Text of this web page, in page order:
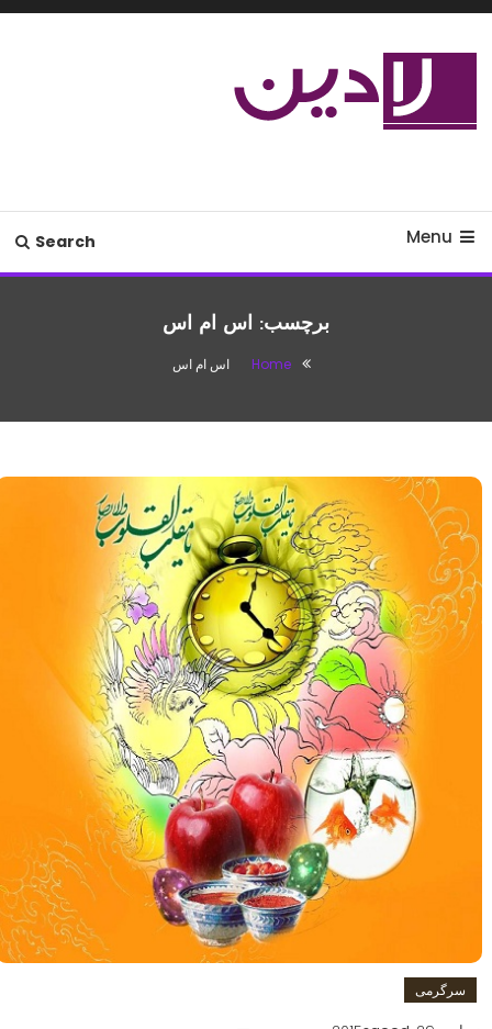
Skip
Menu
Search
برچسب: اس ام اس
Home اس ام اس
سرگرمی